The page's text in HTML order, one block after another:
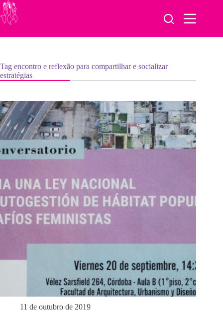
Pular
para
o
Tag encontro e reflexão para compartilhar e socializar
estratégias
11 de outubro de 2019